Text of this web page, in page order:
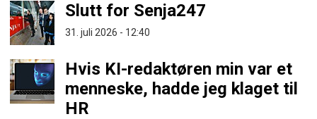
Slutt for Senja247
31. juli 2026 - 12:40
Hvis KI-redaktøren min var et
menneske, hadde jeg klaget til
HR